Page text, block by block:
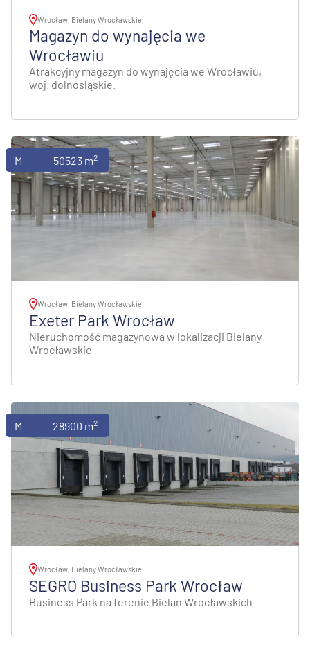
Wrocław, Bielany Wrocławskie
Magazyn do wynajęcia we
Wrocławiu
Atrakcyjny magazyn do wynajęcia we Wrocławiu,
woj. dolnośląskie.
Magazyny50523 m2
Wrocław, Bielany Wrocławskie
Exeter Park Wrocław
Nieruchomość magazynowa w lokalizacji Bielany
Wrocławskie
Magazyny28900 m2
Wrocław, Bielany Wrocławskie
SEGRO Business Park Wrocław
Business Park na terenie Bielan Wrocławskich